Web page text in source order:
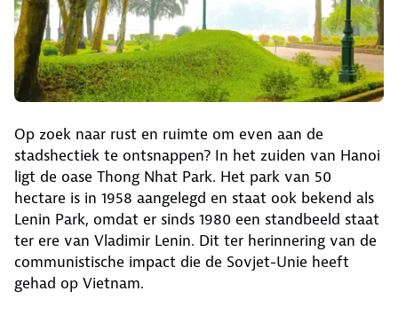
Op zoek naar rust en ruimte om even aan de
stadshectiek te ontsnappen? In het zuiden van Hanoi
ligt de oase Thong Nhat Park. Het park van 50
hectare is in 1958 aangelegd en staat ook bekend als
Lenin Park, omdat er sinds 1980 een standbeeld staat
ter ere van Vladimir Lenin. Dit ter herinnering van de
communistische impact die de Sovjet-Unie heeft
gehad op Vietnam.